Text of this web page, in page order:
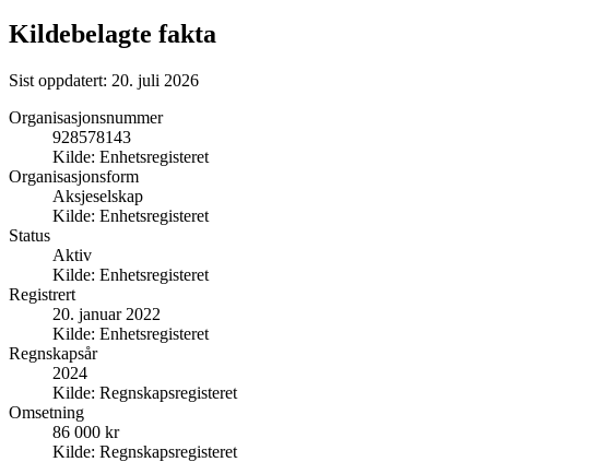
Kildebelagte fakta
Sist oppdatert: 20. juli 2026
Organisasjonsnummer
928578143
Kilde: Enhetsregisteret
Organisasjonsform
Aksjeselskap
Kilde: Enhetsregisteret
Status
Aktiv
Kilde: Enhetsregisteret
Registrert
20. januar 2022
Kilde: Enhetsregisteret
Regnskapsår
2024
Kilde: Regnskapsregisteret
Omsetning
86 000 kr
Kilde: Regnskapsregisteret